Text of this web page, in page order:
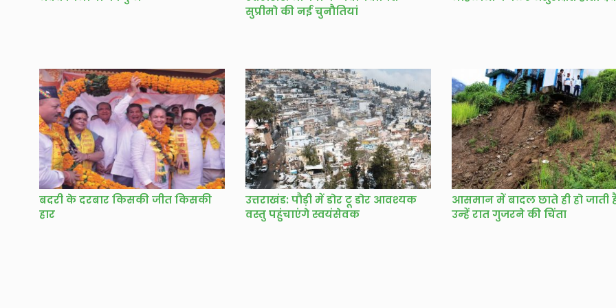
सुप्रीमो की नई चुनौतियां
बदरी के दरबार किसकी जीत किसकी
हार
उत्तराखंड: पौड़ी में डोर टू डोर आवश्यक
वस्तु पहुंचाएंगे स्वयंसेवक
आसमान में बादल छाते ही हो जाती
उन्हें रात गुजरने की चिंता